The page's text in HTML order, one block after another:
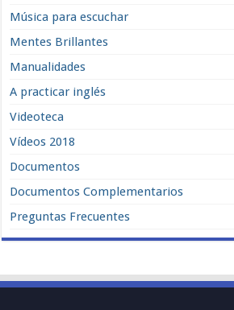
Música para escuchar
Mentes Brillantes
Manualidades
A practicar inglés
Videoteca
Vídeos 2018
Documentos
Documentos Complementarios
Preguntas Frecuentes